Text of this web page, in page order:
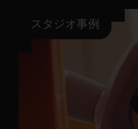
スタジオ事例